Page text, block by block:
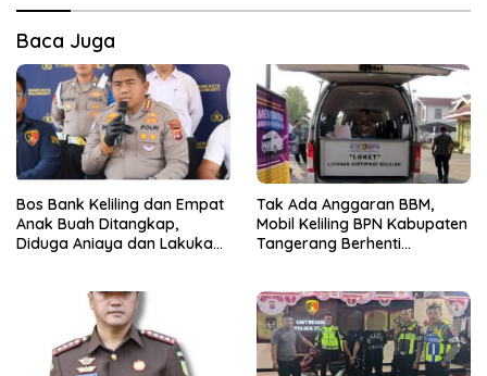
Baca Juga
Bos Bank Keliling dan Empat
Anak Buah Ditangkap,
Diduga Aniaya dan Lakukan
Tak Ada Anggaran BBM,
Mobil Keliling BPN Kabupaten
Tangerang Berhenti